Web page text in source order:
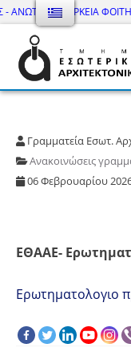
ΑΝΩΤΑΤΗ ΔΙΑΡΚΕΙΑ
Τμήμα Εσωτ.
Γραμματεία Εσωτ.
Ανακοινώσεις
06 Φεβρουαρίου
ΕΘΑΑΕ-
Ερωτηματολογιο